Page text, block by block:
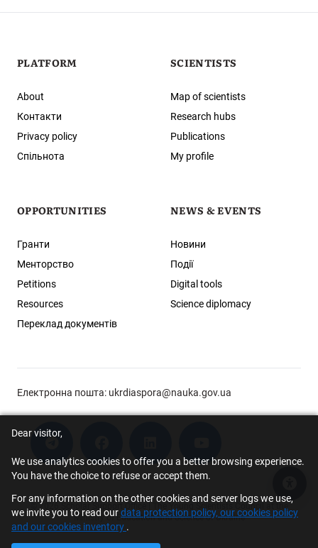
Dear visitor,
We use analytics cookies to offer you a better browsing experience.
You have the choice to refuse or accept them.
For any information on the other cookies and server logs we use,
we invite you to read ourdata protection policy, our cookies policy
and our cookies inventory .
PLATFORM
About
Контакти
Privacy policy
Спільнота
SCIENTISTS
Map of scientists
Research hubs
Publications
My profile
OPPORTUNITIES
Гранти
Менторство
Petitions
Resources
Переклад документів
NEWS & EVENTS
Новини
Події
Digital tools
Science diplomacy
Електронна пошта: ukrdiaspora@nauka.gov.ua
© 2026 Scholar Support Office | The Young Scientists Council at the
Ministry of Education and Science of Ukraine